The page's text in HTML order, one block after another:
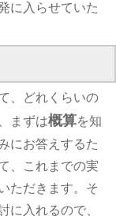
に入らせていた
、どれくらいの
まずは概算を知
にお答えするた
、これまでの実
ただきます。そ
に入れるので、